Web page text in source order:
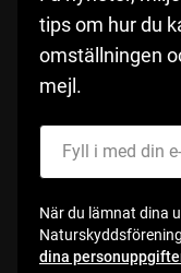
tips om hur du
omställningen
mejl.
När du lämnat dina
dina